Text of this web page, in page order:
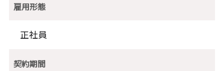
雇用形態
正社員
契約期間